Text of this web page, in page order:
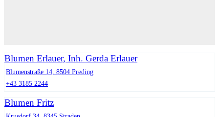
Blumen Erlauer, Inh. Gerda Erlauer
Blumenstraße 14, 8504 Preding
+43 3185 2244
Blumen Fritz